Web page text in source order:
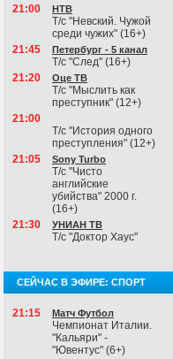
21:00
НТВ
Т/с "Невский. Чужой
среди чужих" (16+)
21:45
Петербург - 5 канал
Т/с "След" (16+)
21:20
Оце ТВ
Т/с "Мыслить как
преступник" (12+)
21:00
Т/с "История одного
преступления" (12+)
21:05
Sony Turbo
Т/с "Чисто
английские
убийства" 2000 г.
(16+)
21:30
УНИАН ТВ
Т/с "Доктор Хаус"
СЕЙЧАС В ЭФИРЕ: СПОРТ
21:15 Матч Футбол
Чемпионат Италии.
"Кальяри" -
"Ювентус" (6+)